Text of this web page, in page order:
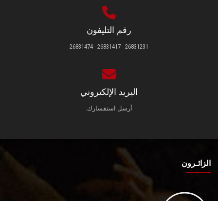
رقم التليفون
26831231 - 26831417 - 26831474
البريد الإلكتروني
أرسل استفسارك.
الزائـرون